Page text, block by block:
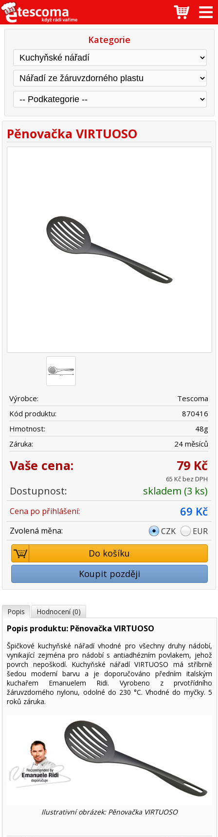
Kategorie
Pěnovačka VIRTUOSO
Výrobce:
Tescoma
Kód produktu:
870416
Hmotnost:
48g
Záruka:
24 měsíců
Vaše cena: 79 Kč
65 Kč bez DPH
Dostupnost: skladem (3 ks)
Cena po přihlášení: 69 Kč
Zvolená měna: CZK EUR
Do košíku
Koupit později
Popis Hodnocení (0)
Popis produktu: Pěnovačka VIRTUOSO
Špičkové kuchyňské nářadí vhodné pro všechny druhy nádobí,
vynikající zejména pro nádobí s antiadhézním povlakem, jehož
povrch nepoškodí. Kuchyňské nářadí VIRTUOSO má stříbrně
šedou moderní barvu a je doporučováno předním italským
kuchařem Emanuelem Ridi. Vyrobeno z prvotřídního
žáruvzdorného nylonu, odolné do 230 °C. Vhodné do myčky. 5
roků záruka.
Ilustrativní obrázek: Pěnovačka VIRTUOSO